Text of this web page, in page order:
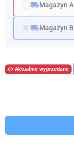
local_shippingMagazyn A
local_shippingMagazyn B
 Aktualnie wyprzedane